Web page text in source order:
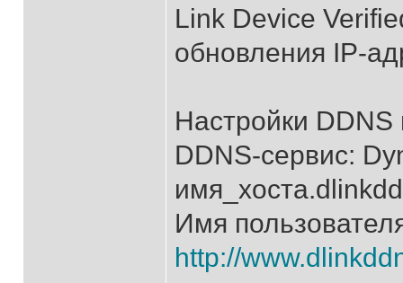
Link Device
обновления IP-
Настройки
DDNS-сервис:
Имя
http://